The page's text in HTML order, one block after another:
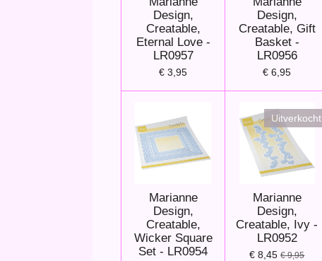
Design,
Creatable,
Eternal Love -
LR0957
€ 3,95
Design,
Creatable, Gift
Basket -
LR0956
€ 6,95
Marianne
Design,
Creatable,
Wicker Square
Set - LR0954
Uitverkocht
Marianne
Design,
Creatable, Ivy -
LR0952
€ 8,45 € 9,95